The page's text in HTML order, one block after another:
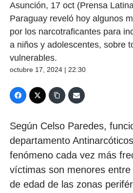
Asunción, 17 oct (Prensa
Paraguay reveló hoy algunos
por los narcotraficantes para
a niños y adolescentes, sobre
vulnerables.
octubre 17, 2024 | 22:30
Según Celso Paredes,
departamento
fenómeno cada vez más
víctimas son menores
de edad de las zonas